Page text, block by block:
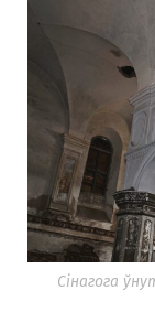
Сінагога